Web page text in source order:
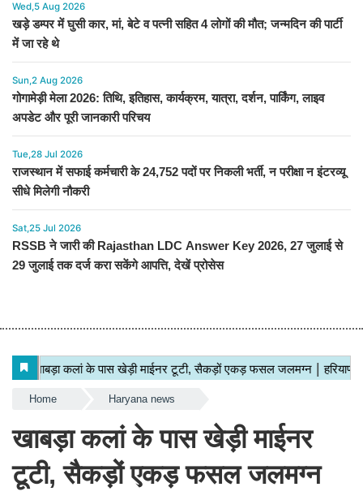
Wed,5 Aug 2026
खड़े डम्पर में घुसी कार, मां, बेटे व पत्नी सहित 4 लोगों की मौत; जन्मदिन की पार्टी
में जा रहे थे
Sun,2 Aug 2026
गोगामेड़ी मेला 2026: तिथि, इतिहास, कार्यक्रम, यात्रा, दर्शन, पार्किंग, लाइव
अपडेट और पूरी जानकारी परिचय
Tue,28 Jul 2026
राजस्थान में सफाई कर्मचारी के 24,752 पदों पर निकली भर्ती, न परीक्षा न इंटरव्यू
सीधे मिलेगी नौकरी
Sat,25 Jul 2026
RSSB ने जारी की Rajasthan LDC Answer Key 2026, 27 जुलाई से
29 जुलाई तक दर्ज करा सकेंगे आपत्ति, देखें प्रोसेस
Home Haryana news
खाबड़ा कलां के पास खेड़ी माईनर
टूटी, सैकड़ों एकड़ फसल जलमग्न